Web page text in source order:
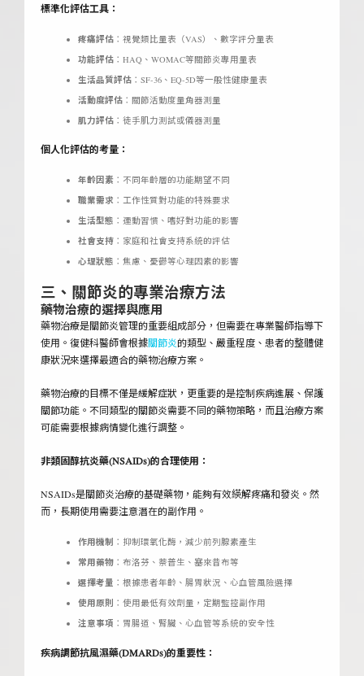
標準化評估工具：
疼痛評估 ：視覺類比量表（VAS）、數字評分量表
功能評估 ：HAQ、WOMAC等關節炎專用量表
生活品質評估 ：SF-36、EQ-5D等一般性健康量表
活動度評估 ：關節活動度量角器測量
肌力評估 ：徒手肌力測試或儀器測量
個人化評估的考量：
年齡因素 ：不同年齡層的功能期望不同
職業需求 ：工作性質對功能的特殊要求
生活型態 ：運動習慣、嗜好對功能的影響
社會支持 ：家庭和社會支持系統的評估
心理狀態 ：焦慮、憂鬱等心理因素的影響
三、關節炎的專業治療方法
藥物治療的選擇與應用
藥物治療是關節炎管理的重要組成部分，但需要在專業醫師指導下
使用。復健科醫師會根據關節炎的類型、嚴重程度、患者的整體健
康狀況來選擇最適合的藥物治療方案。
藥物治療的目標不僅是緩解症狀，更重要的是控制疾病進展、保護
關節功能。不同類型的關節炎需要不同的藥物策略，而且治療方案
可能需要根據病情變化進行調整。
非類固醇抗炎藥(NSAIDs)的合理使用：
NSAIDs是關節炎治療的基礎藥物，能夠有效緓解疼痛和發炎。然
而，長期使用需要注意潛在的副作用。
作用機制 ：抑制環氧化酶，減少前列腺素產生
常用藥物 ：布洛芬、萘普生、塞來昔布等
選擇考量 ：根據患者年齡、腸胃狀況、心血管風險選擇
使用原則 ：使用最低有效劑量，定期監控副作用
注意事項 ：胃腸道、腎臟、心血管等系統的安全性
疾病調節抗風濕藥(DMARDs)的重要性：